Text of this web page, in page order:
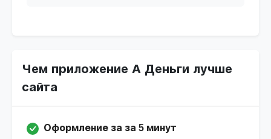
Чем приложение А Деньги лучше
сайта
Оформление за за 5 минут